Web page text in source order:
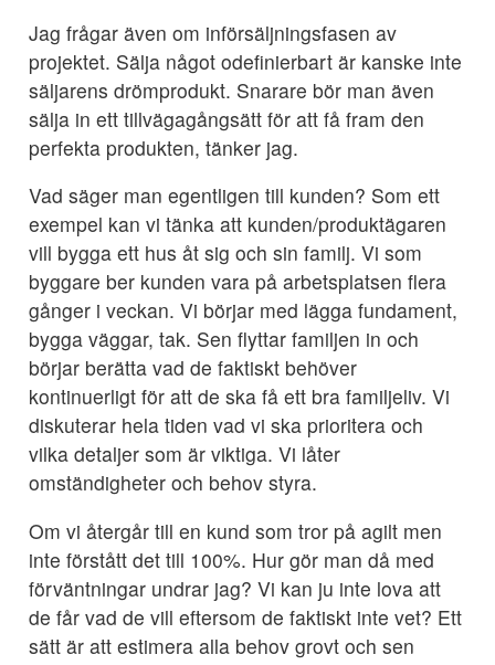
Jag frågar även om införsäljningsfasen av
projektet. Sälja något odefinierbart är kanske inte
säljarens drömprodukt. Snarare bör man även
sälja in ett tillvägagångsätt för att få fram den
perfekta produkten, tänker jag.
Vad säger man egentligen till kunden? Som ett
exempel kan vi tänka att kunden/produktägaren
vill bygga ett hus åt sig och sin familj. Vi som
byggare ber kunden vara på arbetsplatsen flera
gånger i veckan. Vi börjar med lägga fundament,
bygga väggar, tak. Sen flyttar familjen in och
börjar berätta vad de faktiskt behöver
kontinuerligt för att de ska få ett bra familjeliv. Vi
diskuterar hela tiden vad vi ska prioritera och
vilka detaljer som är viktiga. Vi låter
omständigheter och behov styra.
Om vi återgår till en kund som tror på agilt men
inte förstått det till 100%. Hur gör man då med
förväntningar undrar jag? Vi kan ju inte lova att
de får vad de vill eftersom de faktiskt inte vet? Ett
sätt är att estimera alla behov grovt och sen